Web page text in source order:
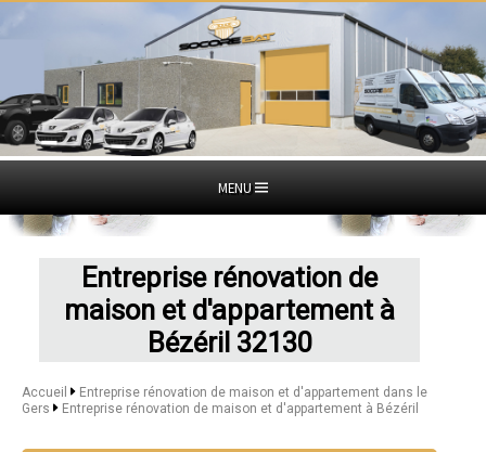
MENU
Entreprise rénovation de
maison et d'appartement à
Bézéril 32130
Accueil
Entreprise rénovation de maison et d'appartement dans le
Gers
Entreprise rénovation de maison et d'appartement à Bézéril